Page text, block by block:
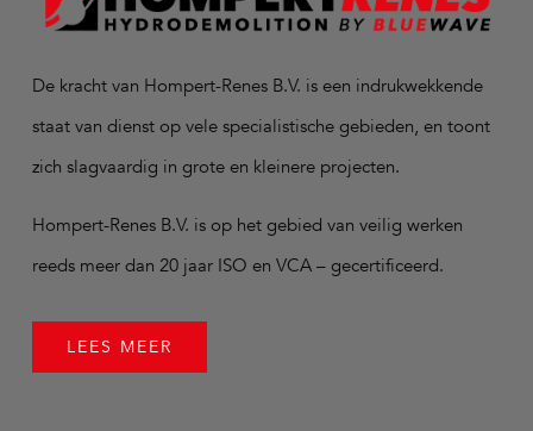
De kracht van Hompert-Renes B.V. is een indrukwekkende
staat van dienst op vele specialistische gebieden, en toont
zich slagvaardig in grote en kleinere projecten.
Hompert-Renes B.V. is op het gebied van veilig werken
reeds meer dan 20 jaar ISO en VCA – gecertificeerd.
LEES MEER